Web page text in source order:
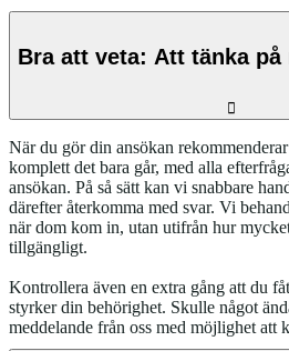
Bra att veta: Att tänka på
När du gör din ansökan
komplett det bara går, med alla
ansökan. På så sätt kan vi snabbare
därefter återkomma med svar. Vi
när dom kom in, utan utifrån hur
tillgängligt.
Kontrollera även en extra gång att du
styrker din behörighet. Skulle något
meddelande från oss med möjlighet att